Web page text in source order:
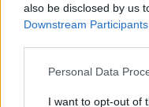
also be disclosed by us
Downstream Participants
Please note that this
not limited to your visit
Personal Data
I want to opt-out of